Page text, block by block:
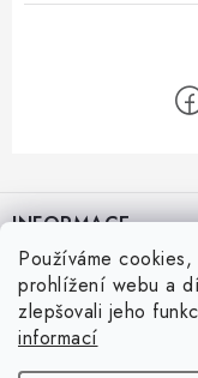
Používáme
prohlížení webu a
zlepšovali jeho
informací
á
pINFORMACE
Kontakt
JuWital s.r.o.
Kdo jsme?
Novinky